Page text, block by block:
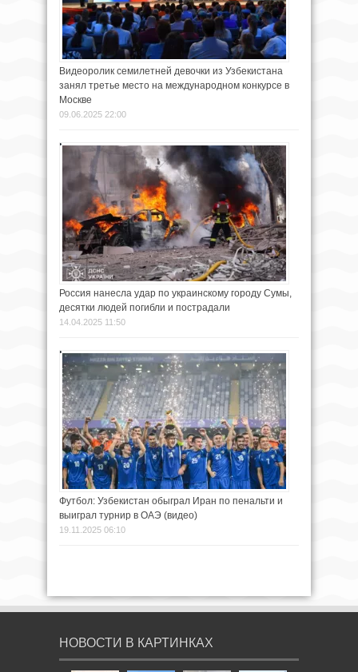
Видеоролик семилетней девочки из Узбекистана
занял третье место на международном конкурсе в
Москве
09.06.2025 22:00
Россия нанесла удар по украинскому городу Сумы,
десятки людей погибли и пострадали
14.04.2025 11:50
Футбол: Узбекистан обыграл Иран по пенальти и
выиграл турнир в ОАЭ (видео)
19.11.2025 06:10
НОВОСТИ В КАРТИНКАХ